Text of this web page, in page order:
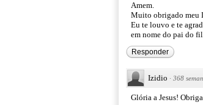
Amem.
Muito obrigado meu
Eu te louvo e te
em nome do pai do
Responder
Izidio · 368
Glória a Jesus!